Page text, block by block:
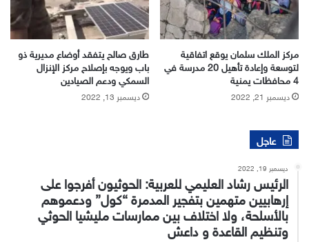
مركز الملك سلمان يوقع اتفاقية
لتوسعة وإعادة تأهيل 20 مدرسة في
4 محافظات يمنية
ديسمبر 21, 2022
طارق صالح يتفقد أوضاع مديرية ذو
باب ويوجه بإصلاح مركز الإنزال
السمكي ودعم الصيادين
ديسمبر 13, 2022
عاجل
ديسمبر 19, 2022
الرئيس رشاد العليمي للعربية: الحوثيون أفرجوا على
إرهابيين متهمين بتفجير المدمرة “كول” ودعموهم
بالأسلحة، ولا اختلاف بين ممارسات مليشيا الحوثي
وتنظيم القاعدة و داعش